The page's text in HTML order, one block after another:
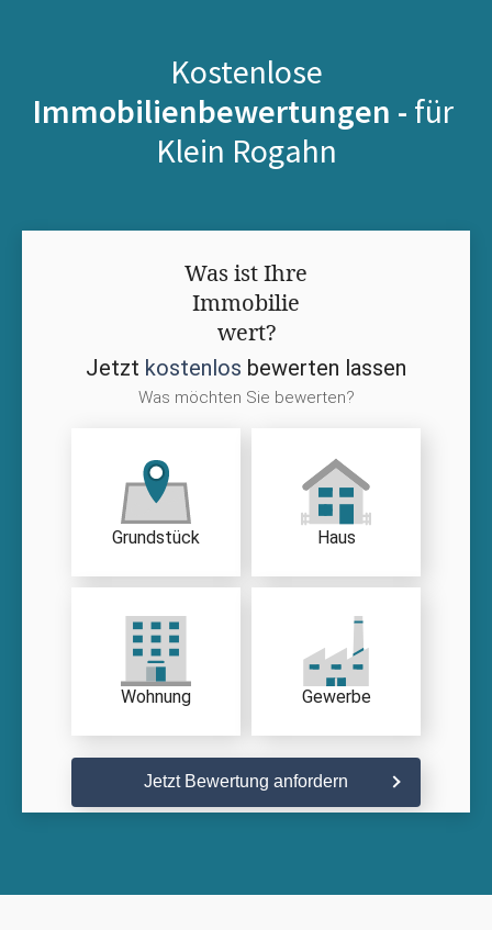
Kostenlose
Immobilienbewertungen - für
Klein Rogahn
Was ist Ihre
Immobilie
wert?
Jetzt kostenlos bewerten lassen
Was möchten Sie bewerten?
Grundstück Haus
Wohnung Gewerbe
Jetzt Bewertung anfordern